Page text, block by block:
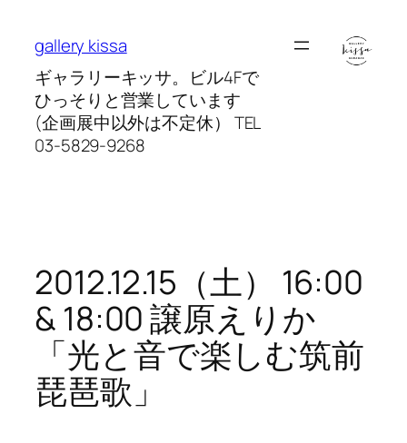
gallery kissa
ギャラリーキッサ。ビル4Fで
ひっそりと営業しています
(企画展中以外は不定休） TEL
03-5829-9268
2012.12.15（土） 16:00
& 18:00 譲原えりか
「光と音で楽しむ筑前
琵琶歌」